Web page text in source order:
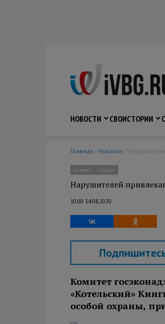
НОВОСТИ
СВОИСТОРИИ
Главная / Новости /
Новости Социум
Нарушителей
10:00 14.08.2020
Комитет
«Котельский»
особой охраны,